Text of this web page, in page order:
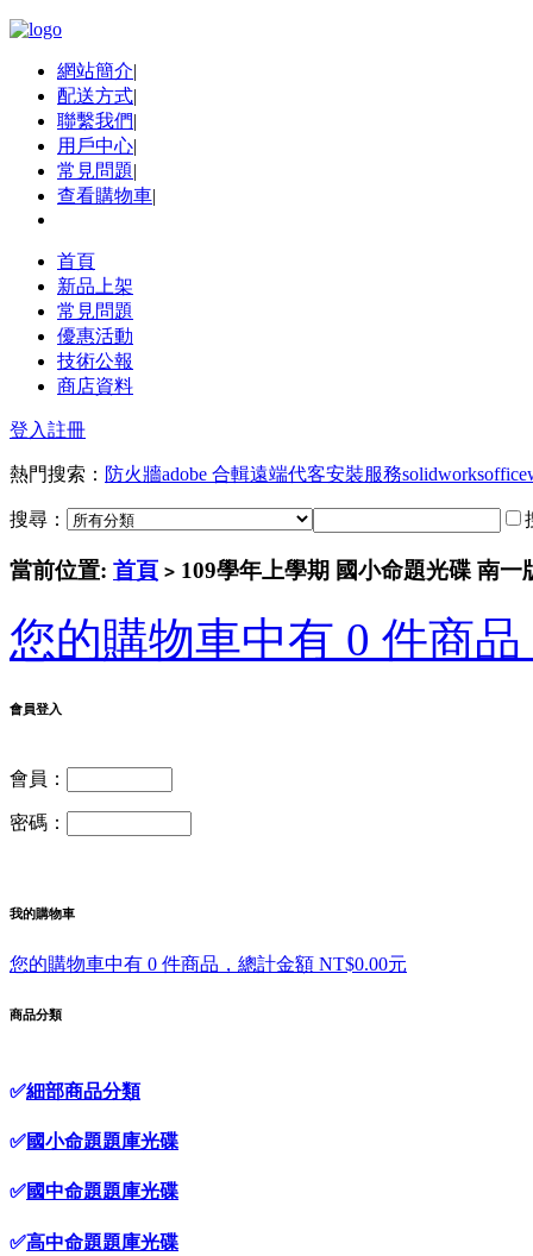
網站簡介|
配送方式|
聯繫我們|
用戶中心|
常見問題|
查看購物車|
首頁
新品上架
常見問題
優惠活動
技術公報
商店資料
登入註冊
熱門搜索： 防火牆adobe 合輯遠端代客安裝服務solidworksoffice
搜尋：
當前位置: 首頁 > 109學年上學期 國小命題光碟 南一
您的購物車中有 0 件商
會員登入
會員：
密碼：
我的購物車
您的購物車中有 0 件商品，總計金額 NT$0.00元
商品分類
✅細部商品分類
✅國小命題題庫光碟
✅國中命題題庫光碟
✅高中命題題庫光碟